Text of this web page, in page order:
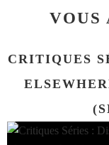
VOUS
CRITIQUES